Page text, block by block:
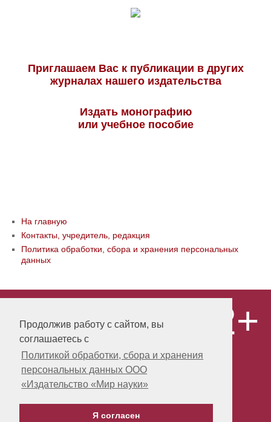
Продолжив работу с сайтом, вы
соглашаетесь с
Политикой обработки, сбора и хранения
персональных данных ООО
«Издательство «Мир науки»
Я согласен
Приглашаем Вас к публикации в других
журналах нашего издательства
Издать монографию
или учебное пособие
На главную
Контакты, учредитель, редакция
Политика обработки, сбора и хранения персональных
данных
«Publishing company «World of science»,
LLC Материалы, размещенные на сайте,
охраняются Законом о защите авторских
прав. Публикация любых материалов
этого сайта запрещена без
предварительного согласования с
издательством. Авторские права на
публикации принадлежат их авторам.
Разработка и поддержка сайта -
12+